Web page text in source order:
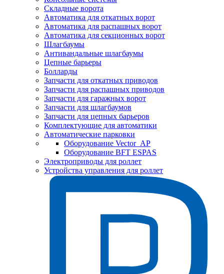
Складные ворота
Автоматика для откатных ворот
Автоматика для распашных ворот
Автоматика для секционных ворот
Шлагбаумы
Антивандальные шлагбаумы
Цепные барьеры
Болларды
Запчасти для откатных приводов
Запчасти для распашных приводов
Запчасти для гаражных ворот
Запчасти для шлагбаумов
Запчасти для цепных барьеров
Комплектующие для автоматики
Автоматические парковки
Оборудование Vector_AP
Оборудование BFT ESPAS
Электроприводы для роллет
Устройства управления для роллет